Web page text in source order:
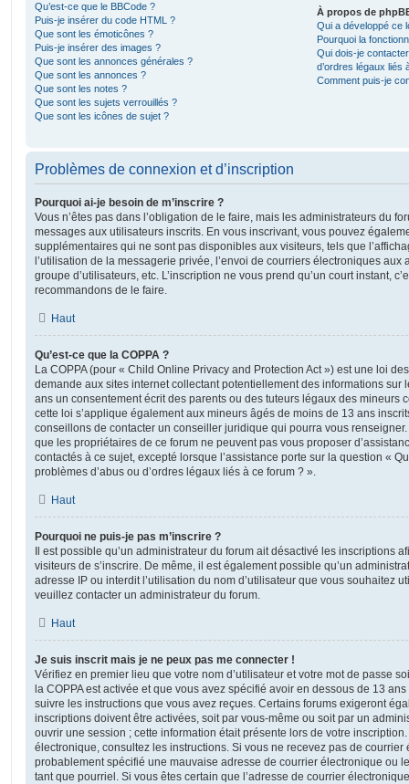
Qu’est-ce que le BBCode ?
Puis-je insérer du code HTML ?
Que sont les émoticônes ?
Puis-je insérer des images ?
Que sont les annonces générales ?
Que sont les annonces ?
Que sont les notes ?
Que sont les sujets verrouillés ?
Que sont les icônes de sujet ?
À propos de
Qui a développé ce
Pourquoi la
Qui dois-je
d’ordres légaux liés
Comment puis-je
Problèmes de connexion et d’inscription
Pourquoi ai-je besoin de m’inscrire ?
Vous n’êtes pas dans l’obligation de le faire, mais les administrateurs du
messages aux utilisateurs inscrits. En vous inscrivant, vous pouvez
supplémentaires qui ne sont pas disponibles aux visiteurs, tels que
l’utilisation de la messagerie privée, l’envoi de courriers électroniques aux
groupe d’utilisateurs, etc. L’inscription ne vous prend qu’un court instant,
recommandons de le faire.
Haut
Qu’est-ce que la COPPA ?
La COPPA (pour « Child Online Privacy and Protection Act ») est une loi
demande aux sites internet collectant potentiellement des informations sur
ans un consentement écrit des parents ou des tuteurs légaux des mineurs
cette loi s’applique également aux mineurs âgés de moins de 13 ans
conseillons de contacter un conseiller juridique qui pourra vous
que les propriétaires de ce forum ne peuvent pas vous proposer
contactés à ce sujet, excepté lorsque l’assistance porte sur la question «
problèmes d’abus ou d’ordres légaux liés à ce forum ? ».
Haut
Pourquoi ne puis-je pas m’inscrire ?
Il est possible qu’un administrateur du forum ait désactivé les inscriptions
visiteurs de s’inscrire. De même, il est également possible qu’un
adresse IP ou interdit l’utilisation du nom d’utilisateur que vous souhaitez
veuillez contacter un administrateur du forum.
Haut
Je suis inscrit mais je ne peux pas me connecter !
Vérifiez en premier lieu que votre nom d’utilisateur et votre mot de passe
la COPPA est activée et que vous avez spécifié avoir en dessous de 13
suivre les instructions que vous avez reçues. Certains forums exigeront
inscriptions doivent être activées, soit par vous-même ou soit par un
ouvrir une session ; cette information était présente lors de votre
électronique, consultez les instructions. Si vous ne recevez pas de courrier
probablement spécifié une mauvaise adresse de courrier électronique ou
tant que pourriel. Si vous êtes certain que l’adresse de courrier